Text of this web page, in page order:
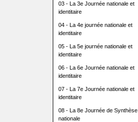
03 - La 3e Journée nationale et
identitaire
04 - La 4e journée nationale et
identitaire
05 - La 5e journée nationale et
identitaire
06 - La 6e Journée nationale et
identitaire
07 - La 7e Journée nationale et
identitaire
08 - La 8e Journée de Synthèse
nationale